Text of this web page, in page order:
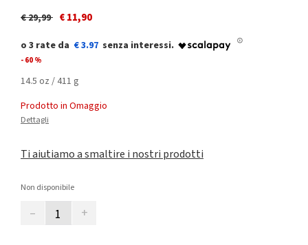
Price reduced from
€ 29,99to€ 11,90
€ 3.97
- 60 %
14.5 oz / 411 g
Prodotto in Omaggio
Dettagli
Ti aiutiamo a smaltire i nostri prodotti
Non disponibile
– +